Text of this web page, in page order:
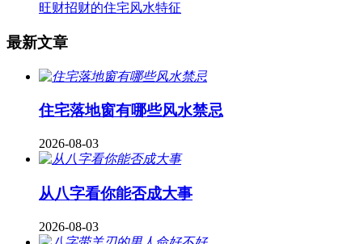
旺财招财的住宅风水特征
最新文章
住宅落地窗有哪些风水禁忌
2026-08-03
从八字看你能否成大事
2026-08-03